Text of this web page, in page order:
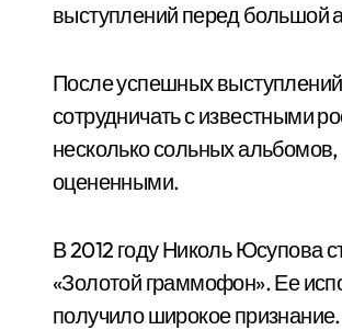
выступлений перед большой
После успешных
сотрудничать с известными
несколько сольных
оцененными.
В 2012 году Николь Юсупова
«Золотой граммофон». Ее
получило широкое признание.